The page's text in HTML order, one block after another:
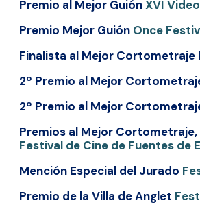
Premio al Mejor GuiónXVI
Premio Mejor Guión Once
Finalista al Mejor Cortometraje
2º Premio al Mejor
2º Premio al Mejor
Premios al Mejor
Festival de Cine de Fuentes de
Mención Especial del Jurado
Premio de la Villa de Anglet